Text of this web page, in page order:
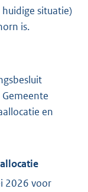
situatie)
is.
en
2026 voor